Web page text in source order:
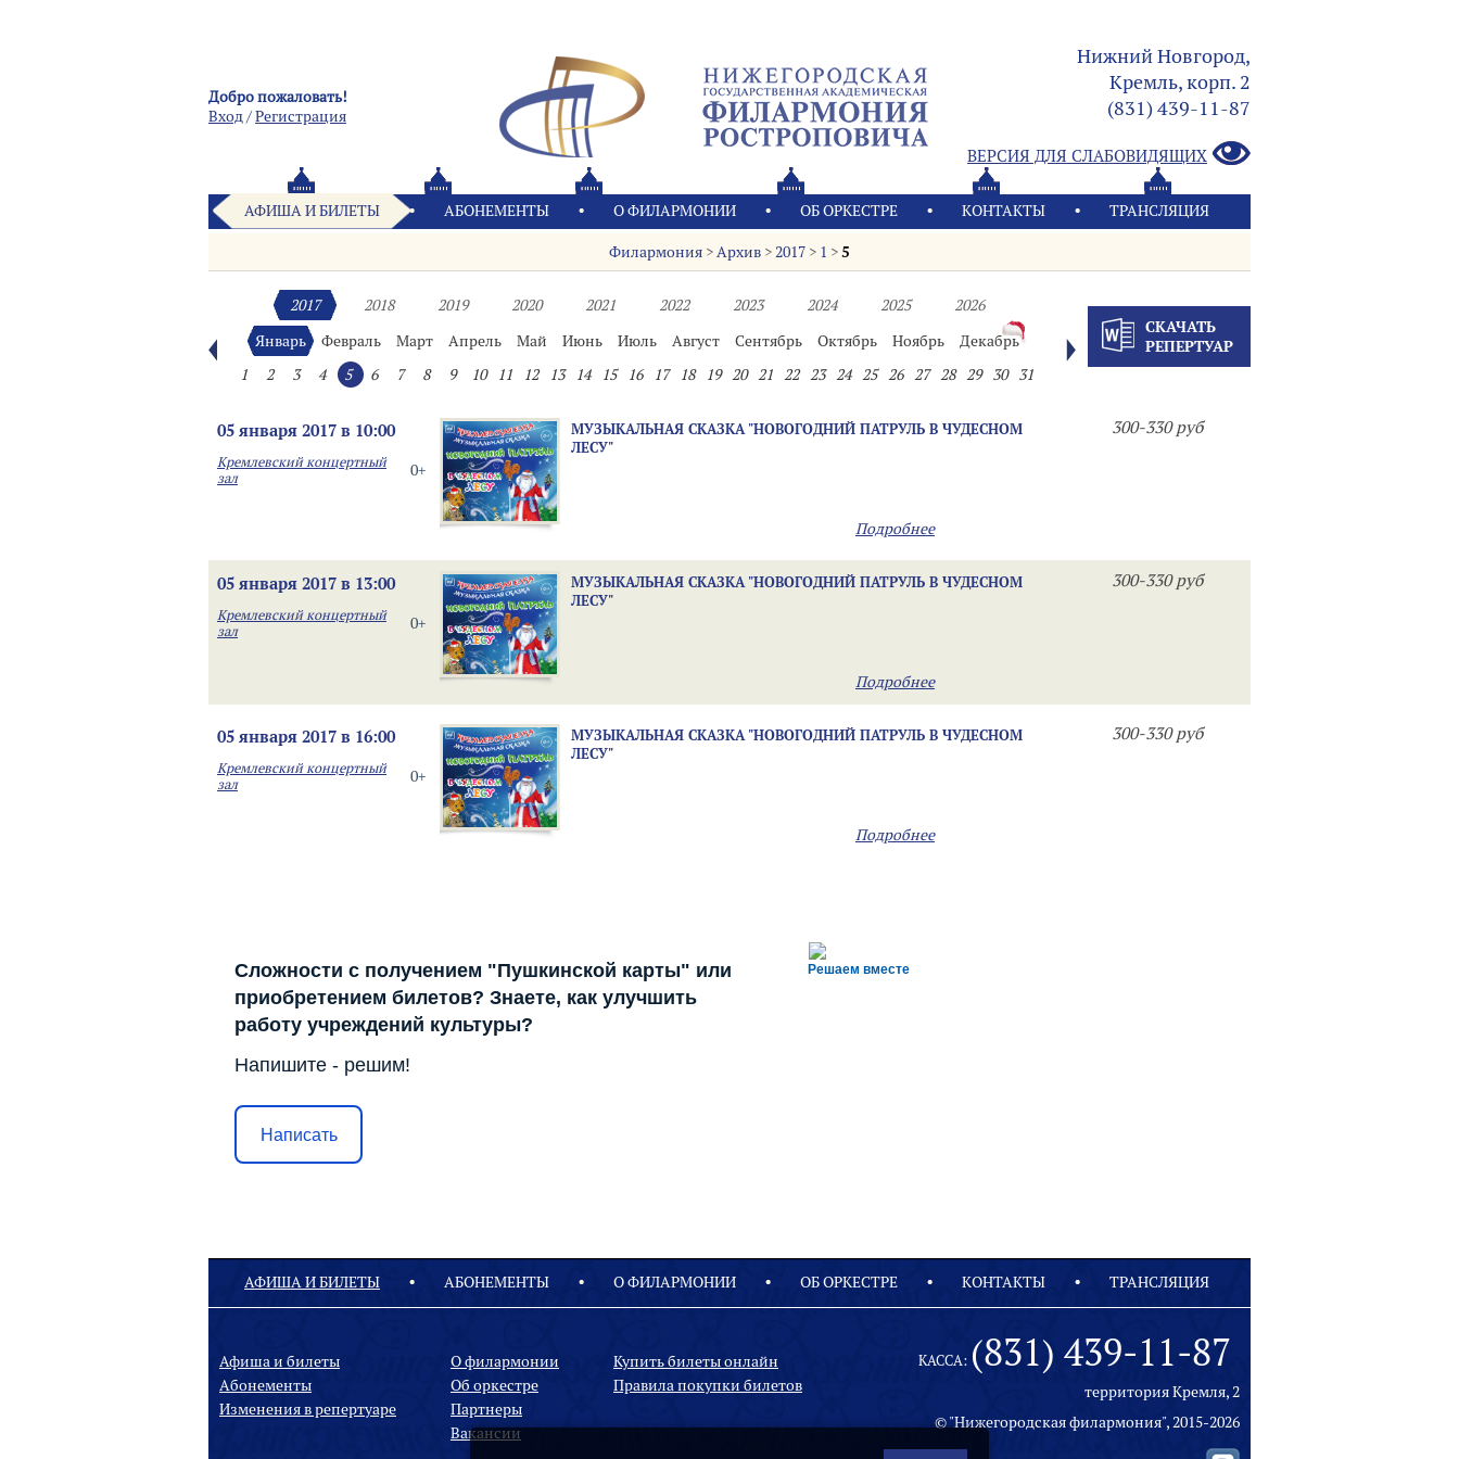
Добро пожаловать!
Вход/Pегистрация
Нижний Новгород,
Кремль, корп. 2
(831) 439-11-87
ВЕРСИЯ ДЛЯ СЛАБОВИДЯЩИХ
АФИША И БИЛЕТЫ АБОНЕМЕНТЫ О ФИЛАРМОНИИ OБ ОРКЕСТРЕ КОНТАКТЫ ТРАНСЛЯЦИЯ
Филармония >Архив >2017 > 1 >5
2017 2018 2019 2020 2021 2022 2023 2024 2025
2026
Январь
Февраль Март Апрель Май Июнь Июль Август Сентябрь Октябрь Ноябрь
Декабрь
1
2 3 4 5 6 7 8 9 10 11 12 13 14 15 16 17 18 19 20 21 22 23 24 25 26 27 28 29 30 31
СКАЧАТЬ
РЕПЕРТУАР
05 января 2017 в 10:00
0+
Кремлевский концертный
зал
МУЗЫКАЛЬНАЯ СКАЗКА "НОВОГОДНИЙ ПАТРУЛЬ В ЧУДЕСНОМ
ЛЕСУ"
Подробнее
300-330 руб
05 января 2017 в 13:00
0+
Кремлевский концертный
зал
МУЗЫКАЛЬНАЯ СКАЗКА "НОВОГОДНИЙ ПАТРУЛЬ В ЧУДЕСНОМ
ЛЕСУ"
Подробнее
300-330 руб
05 января 2017 в 16:00
0+
Кремлевский концертный
зал
МУЗЫКАЛЬНАЯ СКАЗКА "НОВОГОДНИЙ ПАТРУЛЬ В ЧУДЕСНОМ
ЛЕСУ"
Подробнее
300-330 руб
Решаем вместе
Сложности с получением "Пушкинской карты" или
приобретением билетов? Знаете, как улучшить
работу учреждений культуры?
Напишите - решим!
Написать
АФИША И БИЛЕТЫ АБОНЕМЕНТЫ О ФИЛАРМОНИИ OБ ОРКЕСТРЕ КОНТАКТЫ ТРАНСЛЯЦИЯ
КАССА: (831) 439-11-87
территория Кремля, 2
© "Нижегородская филармония", 2015-2026
Афиша и билеты
Абонементы
Изменения в репертуаре
О филармонии
Oб оркестре
Партнеры
Вакансии
Купить билеты онлайн
Правила покупки билетов